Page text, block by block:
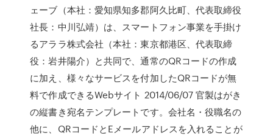
ェーブ（本社：愛知県知多郡阿久比町、代表取締役
社長：中川弘靖）は、スマートフォン事業を手掛け
るアララ株式会社（本社：東京都港区、代表取締
役：岩井陽介）と共同で、通常のQRコードの作成
に加え、様々なサービスを付加したQRコードが無
料で作成できるWebサイト 2014/06/07 官製はがき
の縦書き宛名テンプレートです。会社名・役職名の
他に、QRコードとEメールアドレスを入れることが